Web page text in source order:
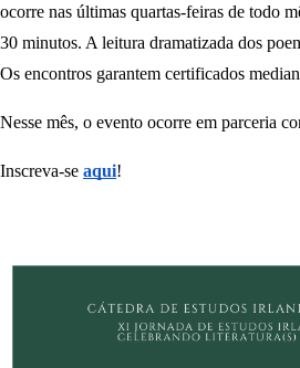
ocorre nas últimas quartas-feiras de todo
30 minutos. A leitura dramatizada dos
Os encontros garantem certificados
Nesse mês, o evento ocorre em parceria
Inscreva-se aqui!